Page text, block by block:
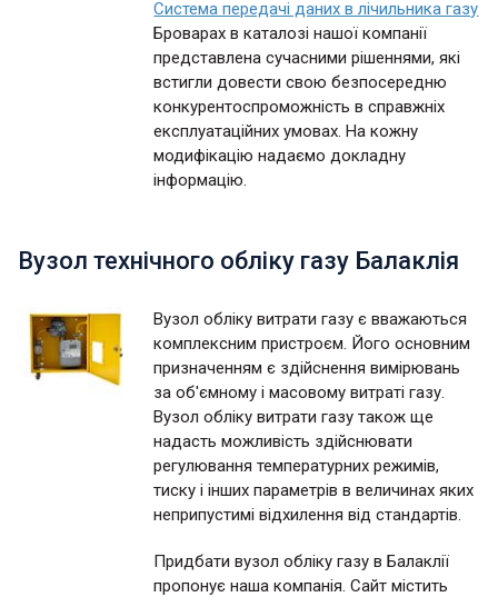
Система передачі даних в лічильника газу
Броварах в каталозі нашої компанії
представлена сучасними рішеннями, які
встигли довести свою безпосередню
конкурентоспроможність в справжніх
експлуатаційних умовах. На кожну
модифікацію надаємо докладну
інформацію.
Вузол технічного обліку газу Балаклія
Вузол обліку витрати газу є вважаються
комплексним пристроєм. Його основним
призначенням є здійснення вимірювань
за об'ємному і масовому витраті газу.
Вузол обліку витрати газу також ще
надасть можливість здійснювати
регулювання температурних режимів,
тиску і інших параметрів в величинах яких
неприпустимі відхилення від стандартів.
Придбати вузол обліку газу в Балаклії
пропонує наша компанія. Сайт містить